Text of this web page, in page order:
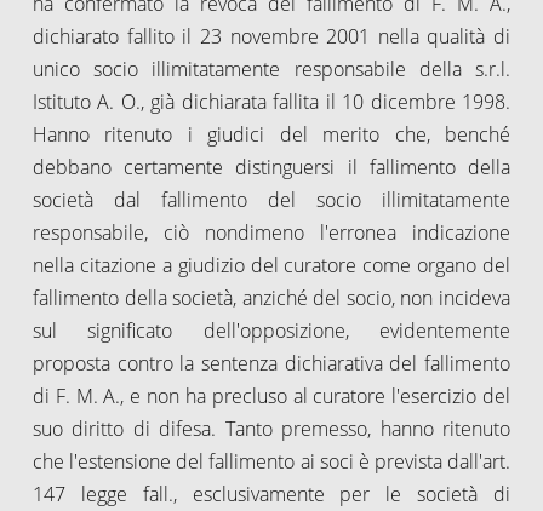
dichiarato fallito il 23 novembre 2001 nella qualità di
unico socio illimitatamente responsabile della s.r.l.
Istituto A. O., già dichiarata fallita il 10 dicembre 1998.
Hanno ritenuto i giudici del merito che, benché
debbano certamente distinguersi il fallimento della
società dal fallimento del socio illimitatamente
responsabile, ciò nondimeno l'erronea indicazione
nella citazione a giudizio del curatore come organo del
fallimento della società, anziché del socio, non incideva
sul significato dell'opposizione, evidentemente
proposta contro la sentenza dichiarativa del fallimento
di F. M. A., e non ha precluso al curatore l'esercizio del
suo diritto di difesa. Tanto premesso, hanno ritenuto
che l'estensione del fallimento ai soci è prevista dall'art.
147 legge fall., esclusivamente per le società di